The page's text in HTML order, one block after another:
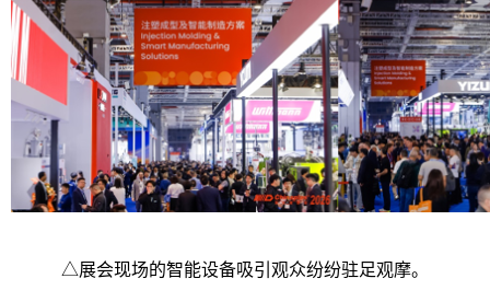
△展会现场的智能设备吸引观众纷纷驻足观摩。